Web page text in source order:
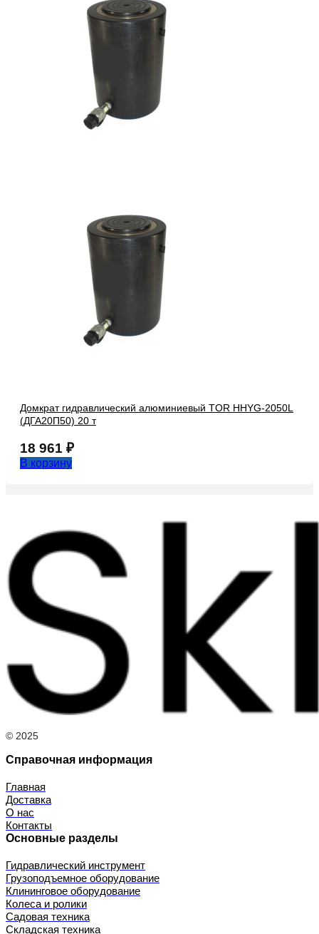
Домкрат гидравлический алюминиевый TOR HHYG-2050L
(ДГА20П50) 20 т
18 961 ₽
В корзину
© 2025
Справочная информация
Главная
Доставка
О нас
Контакты
Основные разделы
Гидравлический инструмент
Грузоподъемное оборудование
Клининговое оборудование
Колеса и ролики
Садовая техника
Складская техника